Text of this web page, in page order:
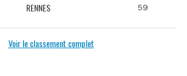
RENNES 59
Voir le classement complet